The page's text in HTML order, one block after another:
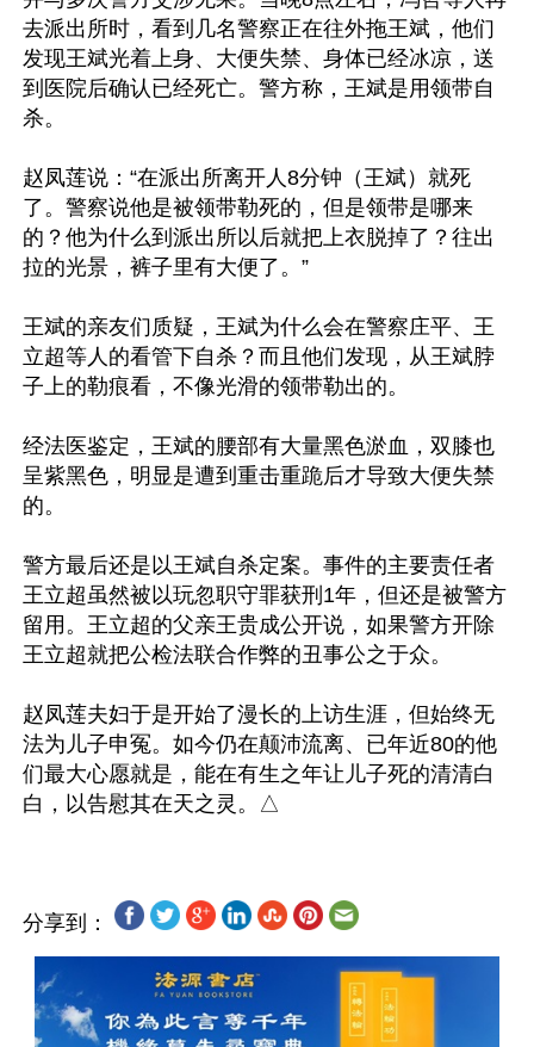
去派出所时，看到几名警察正在往外拖王斌，他们
发现王斌光着上身、大便失禁、身体已经冰凉，送
到医院后确认已经死亡。警方称，王斌是用领带自
杀。
赵凤莲说：“在派出所离开人8分钟（王斌）就死
了。警察说他是被领带勒死的，但是领带是哪来
的？他为什么到派出所以后就把上衣脱掉了？往出
拉的光景，裤子里有大便了。”
王斌的亲友们质疑，王斌为什么会在警察庄平、王
立超等人的看管下自杀？而且他们发现，从王斌脖
子上的勒痕看，不像光滑的领带勒出的。
经法医鉴定，王斌的腰部有大量黑色淤血，双膝也
呈紫黑色，明显是遭到重击重跪后才导致大便失禁
的。
警方最后还是以王斌自杀定案。事件的主要责任者
王立超虽然被以玩忽职守罪获刑1年，但还是被警方
留用。王立超的父亲王贵成公开说，如果警方开除
王立超就把公检法联合作弊的丑事公之于众。
赵凤莲夫妇于是开始了漫长的上访生涯，但始终无
法为儿子申冤。如今仍在颠沛流离、已年近80的他
们最大心愿就是，能在有生之年让儿子死的清清白
分享到：